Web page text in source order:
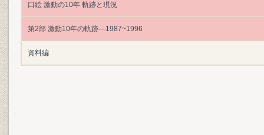
口絵 激動の10年 軌跡と現況
第2部 激動10年の軌跡―1987~1996
資料編